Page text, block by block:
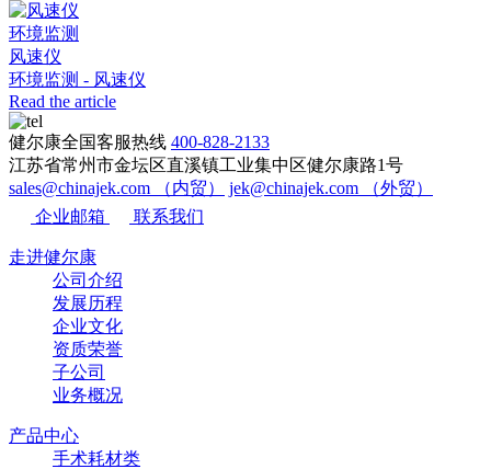
环境监测
风速仪
环境监测 - 风速仪
Read the article
健尔康全国客服热线 400-828-2133
江苏省常州市金坛区直溪镇工业集中区健尔康路1号
sales@chinajek.com （内贸）
jek@chinajek.com （外贸）
企业邮箱
联系我们
走进健尔康
公司介绍
发展历程
企业文化
资质荣誉
子公司
业务概况
产品中心
手术耗材类